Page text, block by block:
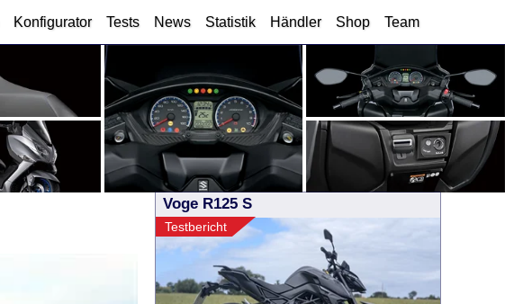
Konfigurator Tests News Statistik Händler Shop Team
Voge R125 S
Testbericht